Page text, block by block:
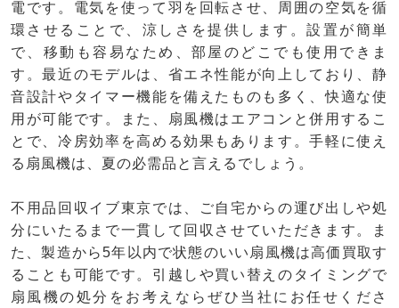
電です。電気を使って羽を回転させ、周囲の空気を循
環させることで、涼しさを提供します。設置が簡単
で、移動も容易なため、部屋のどこでも使用できま
す。最近のモデルは、省エネ性能が向上しており、静
音設計やタイマー機能を備えたものも多く、快適な使
用が可能です。また、扇風機はエアコンと併用するこ
とで、冷房効率を高める効果もあります。手軽に使え
る扇風機は、夏の必需品と言えるでしょう。
不用品回収イブ東京では、ご自宅からの運び出しや処
分にいたるまで一貫して回収させていただきます。ま
た、製造から5年以内で状態のいい扇風機は高価買取す
ることも可能です。引越しや買い替えのタイミングで
扇風機の処分をお考えならぜひ当社にお任せくださ